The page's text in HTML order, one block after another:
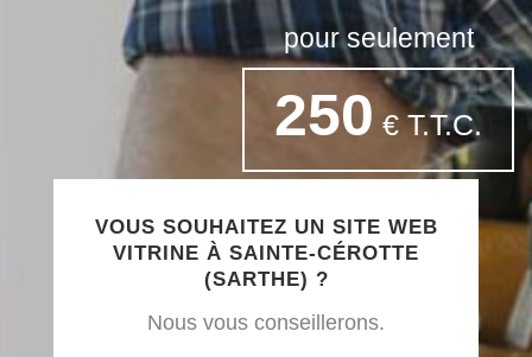
pour seulement
250 € T.T.C.
VOUS SOUHAITEZ UN SITE WEB
VITRINE À SAINTE-CÉROTTE
(SARTHE) ?
Nous vous conseillerons.